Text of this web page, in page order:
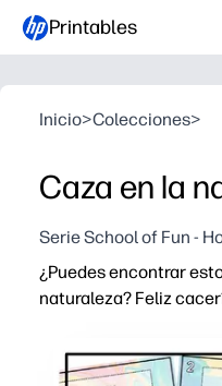
Printables
Inicio>Colecciones>
Caza en la
Serie School of Fun -
¿Puedes encontrar
naturaleza? Feliz